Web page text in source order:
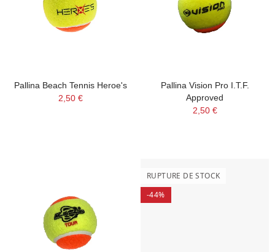
Pallina Beach Tennis Heroe's
2,50 €
Pallina Vision Pro I.T.F.
Approved
2,50 €
RUPTURE DE STOCK
-44%